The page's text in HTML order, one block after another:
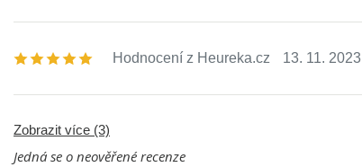
Hodnocení z Heureka.cz 13. 11. 2023
Zobrazit více (3)
Jedná se o neověřené recenze